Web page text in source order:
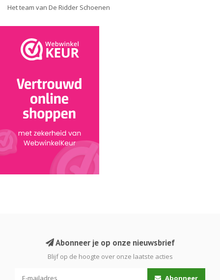
Het team van De Ridder Schoenen
Abonneer je op onze nieuwsbrief
Blijf op de hoogte over onze laatste acties
Abonneer